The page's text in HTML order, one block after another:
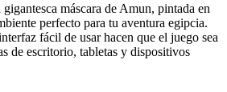
máscara de Amun, pintada en
perfecto para tu aventura egipcia.
fácil de usar hacen que el juego sea
de escritorio, tabletas y dispositivos